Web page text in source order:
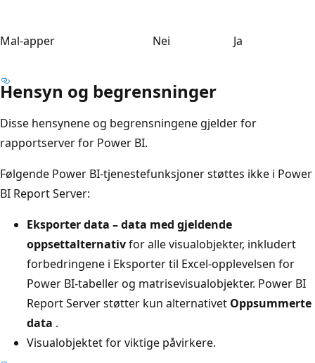
Mal-apper Nei Ja
Hensyn og begrensninger
Disse hensynene og begrensningene gjelder for
rapportserver for Power BI.
Følgende Power BI-tjenestefunksjoner støttes ikke i Power
BI Report Server:
Eksporter data – data med gjeldende
oppsettalternativfor alle visualobjekter, inkludert
forbedringene i Eksporter til Excel-opplevelsen for
Power BI-tabeller og matrisevisualobjekter. Power BI
Report Server støtter kun alternativet Oppsummerte
data .
Visualobjektet for viktige påvirkere.